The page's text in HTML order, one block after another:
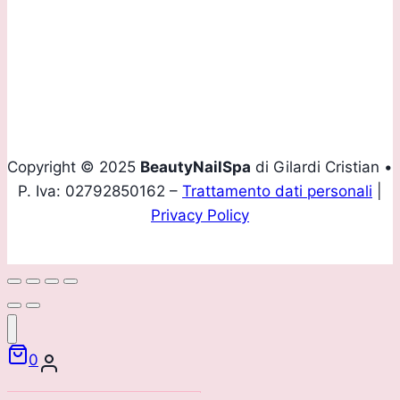
Copyright © 2025 BeautyNailSpa di Gilardi Cristian •
P. Iva: 02792850162 – Trattamento dati personali
Privacy Policy
0